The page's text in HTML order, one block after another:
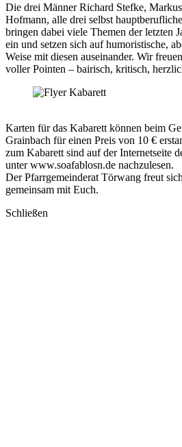
Die drei Männer Richard Stefke,
Hofmann, alle drei selbst
bringen dabei viele Themen der letzten
ein und setzen sich auf humoristische,
Weise mit diesen auseinander. Wir
voller Pointen – bairisch, kritisch,
Karten für das Kabarett können beim
Grainbach für einen Preis von 10 €
zum Kabarett sind auf der Internetseite
unter www.soafablosn.de nachzulesen.
Der Pfarrgemeinderat Törwang freut
gemeinsam mit Euch.
Schließen